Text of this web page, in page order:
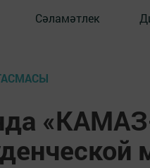
Сәламәтлек